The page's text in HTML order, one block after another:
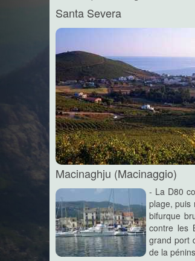
Santa Severa
Macinaghju (Macinaggio)
- La D80
plage, puis
bifurque
contre les
grand port
de la